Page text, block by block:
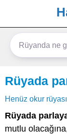
Rüyada
Henüz okur
Rüyada
mutlu